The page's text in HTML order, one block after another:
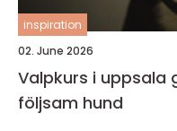
inspiration
02. June 2026
Valpkurs i uppsala grunden för en trygg och
följsam hund